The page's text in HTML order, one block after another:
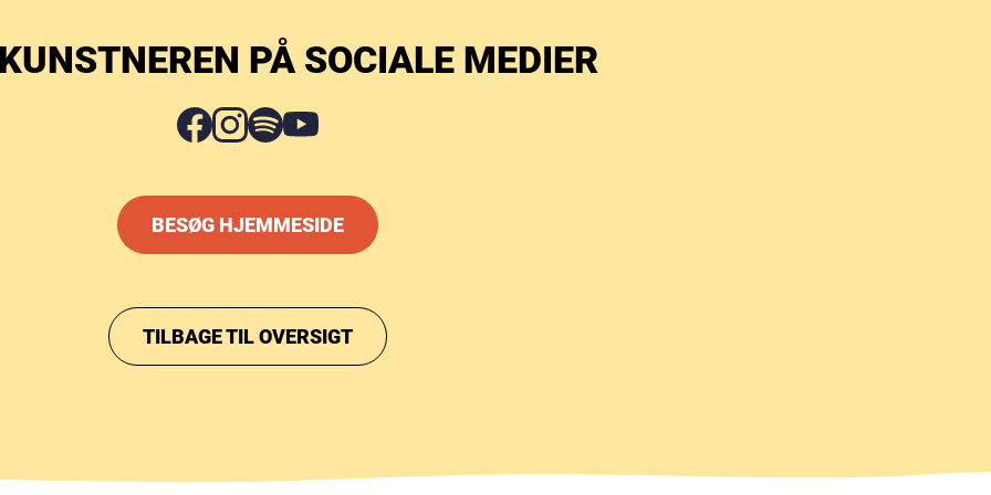
PÅ SOCIALE MEDIER
BESØG HJEMMESIDE
TILBAGE TIL OVERSIGT